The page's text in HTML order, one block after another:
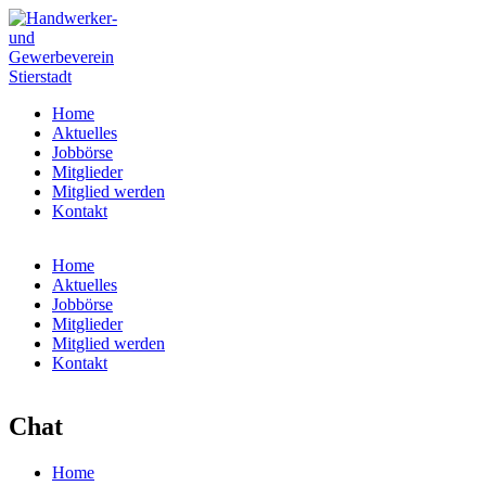
Home
Aktuelles
Jobbörse
Mitglieder
Mitglied werden
Kontakt
Home
Aktuelles
Jobbörse
Mitglieder
Mitglied werden
Kontakt
Chat
Home